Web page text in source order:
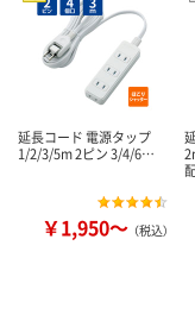
延長コード 電源タップ
1/2/3/5m 2ピン 3/4/6…
￥1,950～ （税込）